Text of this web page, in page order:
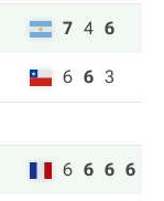
7 4 6
6 6 3
6 6 6 6